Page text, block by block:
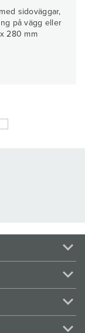
sidoväggar,
på vägg eller
280 mm